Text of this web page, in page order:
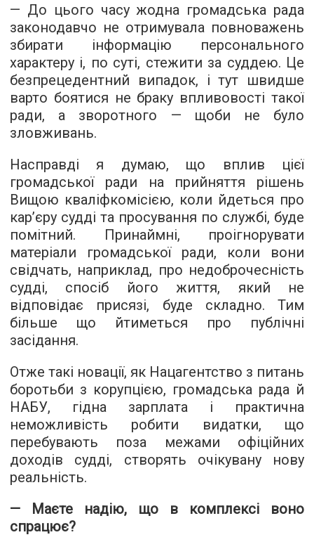
— До цього часу жодна громадська рада
законодавчо не отримувала повноважень
збирати інформацію персонального
характеру і, по суті, стежити за суддею. Це
безпрецедентний випадок, і тут швидше
варто боятися не браку впливовості такої
ради, а зворотного — щоби не було
зловживань.
Насправді я думаю, що вплив цієї
громадської ради на прийняття рішень
Вищою кваліфкомісією, коли йдеться про
кар’єру судді та просування по службі, буде
помітний. Принаймні, проігнорувати
матеріали громадської ради, коли вони
свідчать, наприклад, про недоброчесність
судді, спосіб його життя, який не
відповідає присязі, буде складно. Тим
більше що йтиметься про публічні
засідання.
Отже такі новації, як Нацагентство з питань
боротьби з корупцією, громадська рада й
НАБУ, гідна зарплата і практична
неможливість робити видатки, що
перебувають поза межами офіційних
доходів судді, створять очікувану нову
реальність.
— Маєте надію, що в комплексі воно
спрацює?